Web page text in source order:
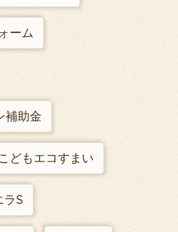
ーム
補助金
こどもエコすまい
ラS